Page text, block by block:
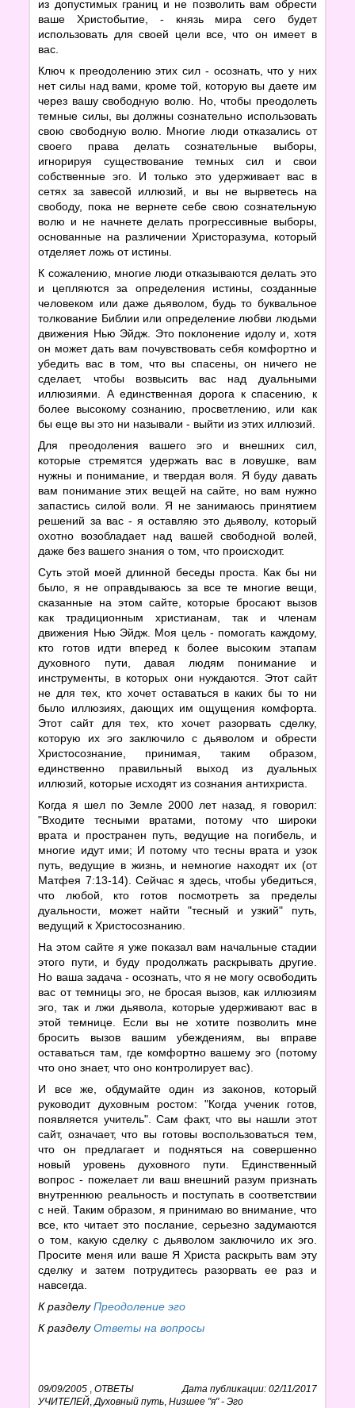
из допустимых границ и не позволить вам обрести
ваше Христобытие, - князь мира сего будет
использовать для своей цели все, что он имеет в
вас.
Ключ к преодолению этих сил - осознать, что у них
нет силы над вами, кроме той, которую вы даете им
через вашу свободную волю. Но, чтобы преодолеть
темные силы, вы должны сознательно использовать
свою свободную волю. Многие люди отказались от
своего права делать сознательные выборы,
игнорируя существование темных сил и свои
собственные эго. И только это удерживает вас в
сетях за завесой иллюзий, и вы не вырветесь на
свободу, пока не вернете себе свою сознательную
волю и не начнете делать прогрессивные выборы,
основанные на различении Христоразума, который
отделяет ложь от истины.
К сожалению, многие люди отказываются делать это
и цепляются за определения истины, созданные
человеком или даже дьяволом, будь то буквальное
толкование Библии или определение любви людьми
движения Нью Эйдж. Это поклонение идолу и, хотя
он может дать вам почувствовать себя комфортно и
убедить вас в том, что вы спасены, он ничего не
сделает, чтобы возвысить вас над дуальными
иллюзиями. А единственная дорога к спасению, к
более высокому сознанию, просветлению, или как
бы еще вы это ни называли - выйти из этих иллюзий.
Для преодоления вашего эго и внешних сил,
которые стремятся удержать вас в ловушке, вам
нужны и понимание, и твердая воля. Я буду давать
вам понимание этих вещей на сайте, но вам нужно
запастись силой воли. Я не занимаюсь принятием
решений за вас - я оставляю это дьяволу, который
охотно возобладает над вашей свободной волей,
даже без вашего знания о том, что происходит.
Суть этой моей длинной беседы проста. Как бы ни
было, я не оправдываюсь за все те многие вещи,
сказанные на этом сайте, которые бросают вызов
как традиционным христианам, так и членам
движения Нью Эйдж. Моя цель - помогать каждому,
кто готов идти вперед к более высоким этапам
духовного пути, давая людям понимание и
инструменты, в которых они нуждаются. Этот сайт
не для тех, кто хочет оставаться в каких бы то ни
было иллюзиях, дающих им ощущения комфорта.
Этот сайт для тех, кто хочет разорвать сделку,
которую их эго заключило с дьяволом и обрести
Христосознание, принимая, таким образом,
единственно правильный выход из дуальных
иллюзий, которые исходят из сознания антихриста.
Когда я шел по Земле 2000 лет назад, я говорил:
"Входите тесными вратами, потому что широки
врата и пространен путь, ведущие на погибель, и
многие идут ими; И потому что тесны врата и узок
путь, ведущие в жизнь, и немногие находят их (от
Матфея 7:13-14). Сейчас я здесь, чтобы убедиться,
что любой, кто готов посмотреть за пределы
дуальности, может найти "тесный и узкий" путь,
ведущий к Христосознанию.
На этом сайте я уже показал вам начальные стадии
этого пути, и буду продолжать раскрывать другие.
Но ваша задача - осознать, что я не могу освободить
вас от темницы эго, не бросая вызов, как иллюзиям
эго, так и лжи дьявола, которые удерживают вас в
этой темнице. Если вы не хотите позволить мне
бросить вызов вашим убеждениям, вы вправе
оставаться там, где комфортно вашему эго (потому
что оно знает, что оно контролирует вас).
И все же, обдумайте один из законов, который
руководит духовным ростом: "Когда ученик готов,
появляется учитель". Сам факт, что вы нашли этот
сайт, означает, что вы готовы воспользоваться тем,
что он предлагает и подняться на совершенно
новый уровень духовного пути. Единственный
вопрос - пожелает ли ваш внешний разум признать
внутреннюю реальность и поступать в соответствии
с ней. Таким образом, я принимаю во внимание, что
все, кто читает это послание, серьезно задумаются
о том, какую сделку с дьяволом заключило их эго.
Просите меня или ваше Я Христа раскрыть вам эту
сделку и затем потрудитесь разорвать ее раз и
навсегда.
К разделуПреодоление эго
К разделуОтветы на вопросы
09/09/2005 Дата публикации: 02/11/2017
,ОТВЕТЫ
УЧИТЕЛЕЙ ,Духовный путь ,Низшее "я" - Эго